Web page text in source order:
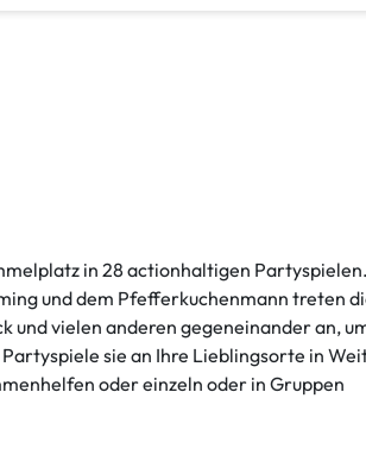
in 28 actionhaltigen
und dem Pfefferkuchenmann treten
und vielen anderen gegeneinander an,
sie an Ihre Lieblingsorte in
oder einzeln oder in Gruppen